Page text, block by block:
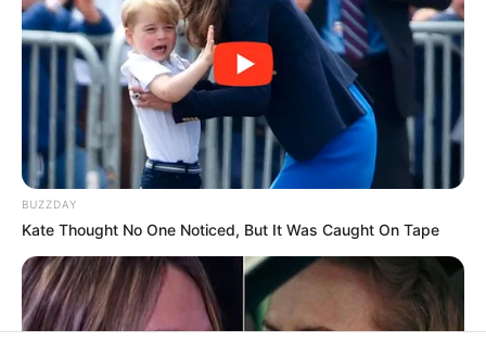
BUZZDAY
Kate Thought No One Noticed, But It Was Caught On Tape